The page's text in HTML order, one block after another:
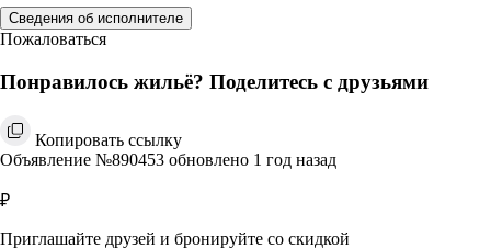
Сведения об исполнителе
Пожаловаться
Понравилось жильё? Поделитесь с друзьями
Копировать ссылку
Объявление №890453 обновлено 1 год назад
₽
Приглашайте друзей и бронируйте со скидкой